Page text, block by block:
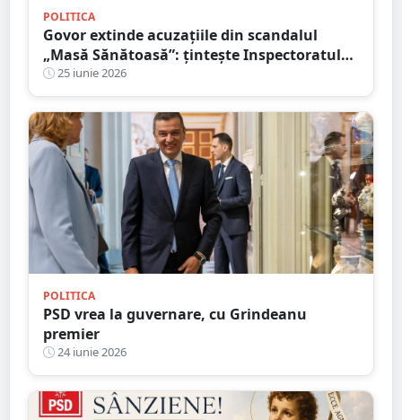
POLITICA
Govor extinde acuzațiile din scandalul
„Masă Sănătoasă”: țintește Inspectoratul
Școlar și susține că neregulile depășesc
cazul Socond
25 iunie 2026
POLITICA
PSD vrea la guvernare, cu Grindeanu
premier
24 iunie 2026